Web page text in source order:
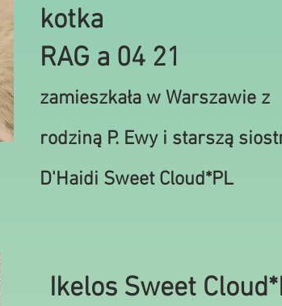
kotka
RAG a 04 21
zamieszkała w Warszawie z
rodziną P. Ewy i starszą
D'Haidi Sweet Cloud*PL
Ikelos Sweet